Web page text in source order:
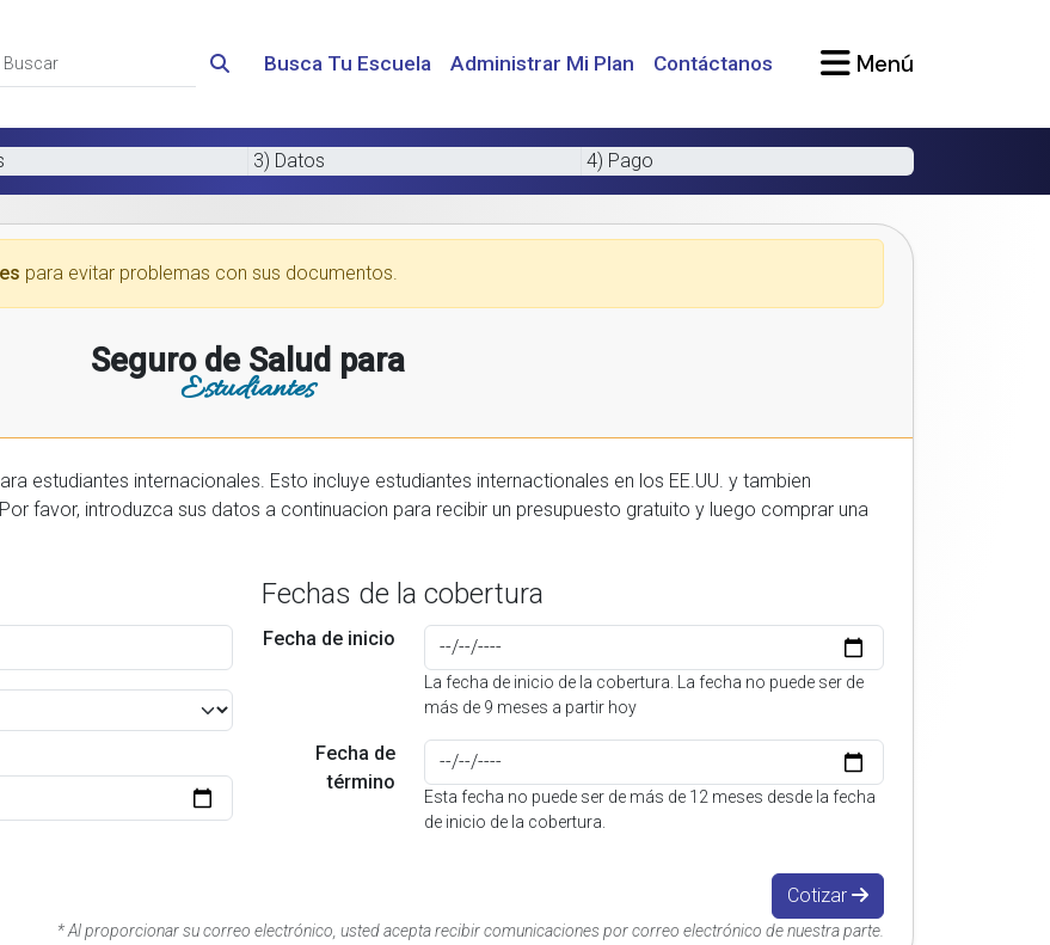
Busca Tu Escuela Administrar Mi Plan Contáctanos Menú
3) Datos 4) Pago
para evitar problemas con sus documentos.
Seguro de Salud para
Estudiantes
Esto incluye estudiantes internactionales en los EE.UU. y tambien
Fechas de la cobertura
Fecha de inicio
La fecha de inicio de la cobertura. La fecha no puede ser de
más de 9 meses a partir hoy
Fecha de
término
Esta fecha no puede ser de más de 12 meses desde la fecha
de inicio de la cobertura.
Cotizar
* Al proporcionar su correo electrónico, usted acepta recibir comunicaciones por correo electrónico de nuestra parte.